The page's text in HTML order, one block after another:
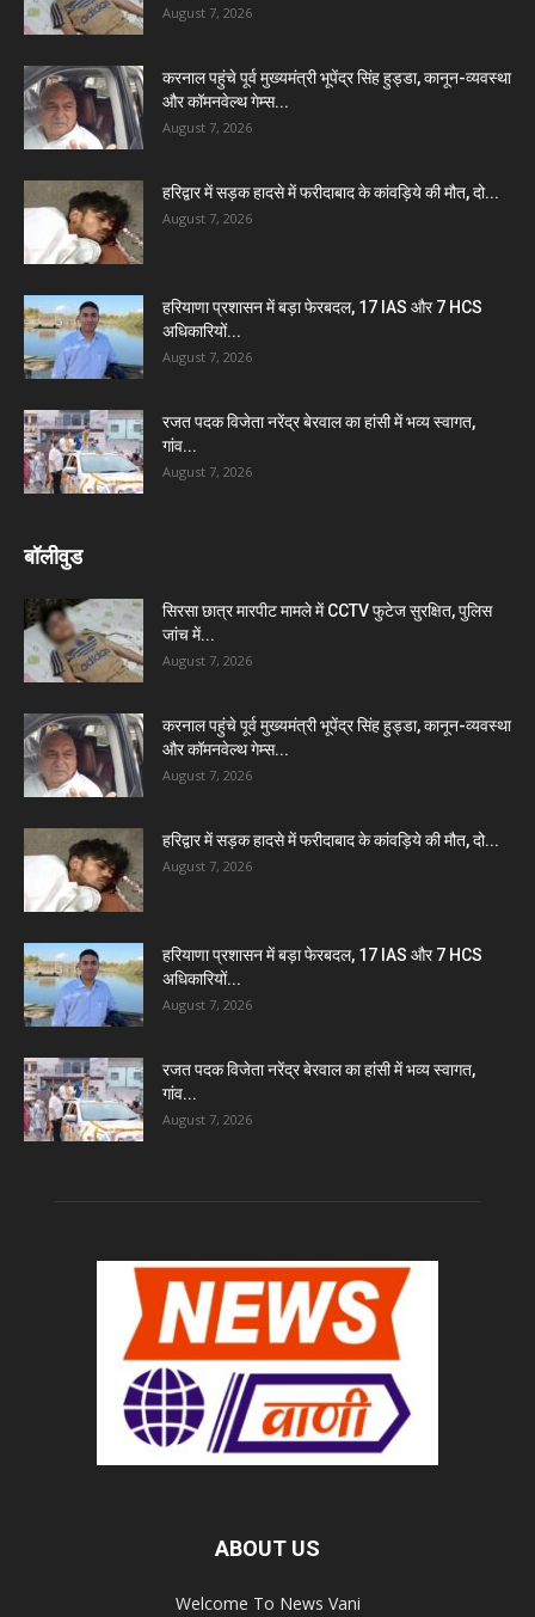
August 7, 2026
करनाल पहुंचे पूर्व मुख्यमंत्री भूपेंद्र सिंह हुड्डा, कानून-व्यवस्था
और कॉमनवेल्थ गेम्स...
August 7, 2026
हरिद्वार में सड़क हादसे में फरीदाबाद के कांवड़िये की मौत, दो...
August 7, 2026
हरियाणा प्रशासन में बड़ा फेरबदल, 17 IAS और 7 HCS
अधिकारियों...
August 7, 2026
रजत पदक विजेता नरेंद्र बेरवाल का हांसी में भव्य स्वागत,
गांव...
August 7, 2026
बॉलीवुड
सिरसा छात्र मारपीट मामले में CCTV फुटेज सुरक्षित, पुलिस
जांच में...
August 7, 2026
करनाल पहुंचे पूर्व मुख्यमंत्री भूपेंद्र सिंह हुड्डा, कानून-व्यवस्था
और कॉमनवेल्थ गेम्स...
August 7, 2026
हरिद्वार में सड़क हादसे में फरीदाबाद के कांवड़िये की मौत, दो...
August 7, 2026
हरियाणा प्रशासन में बड़ा फेरबदल, 17 IAS और 7 HCS
अधिकारियों...
August 7, 2026
रजत पदक विजेता नरेंद्र बेरवाल का हांसी में भव्य स्वागत,
गांव...
August 7, 2026
ABOUT US
Welcome To News Vani